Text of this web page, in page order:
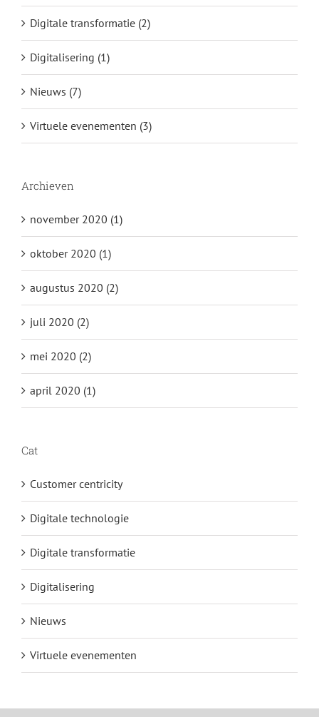
Digitale transformatie (2)
Digitalisering (1)
Nieuws (7)
Virtuele evenementen (3)
Archieven
november 2020 (1)
oktober 2020 (1)
augustus 2020 (2)
juli 2020 (2)
mei 2020 (2)
april 2020 (1)
Cat
Customer centricity
Digitale technologie
Digitale transformatie
Digitalisering
Nieuws
Virtuele evenementen